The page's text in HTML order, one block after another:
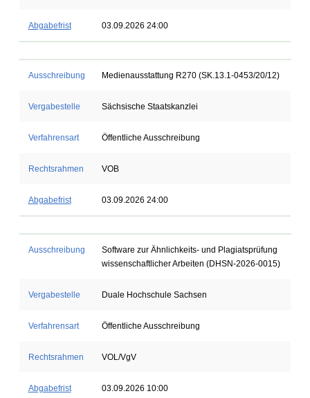
Abgabefrist 03.09.2026 24:00
Ausschreibung Medienausstattung R270 (SK.13.1-0453/20/12)
Vergabestelle Sächsische Staatskanzlei
Verfahrensart Öffentliche Ausschreibung
Rechtsrahmen VOB
Abgabefrist 03.09.2026 24:00
Ausschreibung
Software zur Ähnlichkeits- und Plagiatsprüfung
wissenschaftlicher Arbeiten (DHSN-2026-0015)
Vergabestelle Duale Hochschule Sachsen
Verfahrensart Öffentliche Ausschreibung
Rechtsrahmen VOL/VgV
Abgabefrist 03.09.2026 10:00